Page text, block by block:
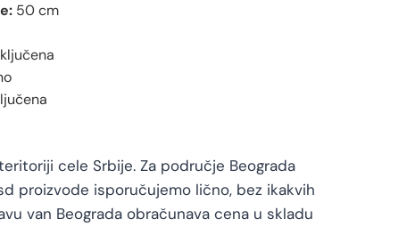
50 cm
cele Srbije. Za područje Beograda
proizvode isporučujemo lično, bez ikakvih
van Beograda obračunava cena u skladu